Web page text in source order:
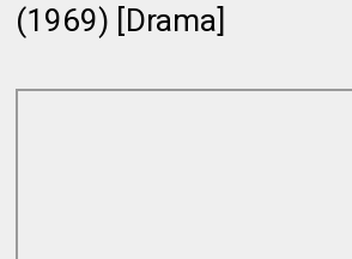
(1969) [Drama]